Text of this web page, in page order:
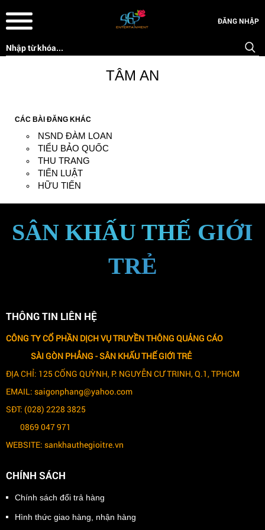
ĐĂNG NHẬP
TÂM AN
CÁC BÀI ĐĂNG KHÁC
NSND ĐÀM LOAN
TIỂU BẢO QUỐC
THU TRANG
TIẾN LUẬT
HỮU TIẾN
SÂN KHẤU THẾ GIỚI
TRẺ
THÔNG TIN LIÊN HỆ
CÔNG TY CỔ PHẦN DỊCH VỤ TRUYỀN THÔNG QUẢNG CÁO
SÀI GÒN PHẲNG -SÂN KHẤU THẾ GIỚI TRẺ
ĐỊA CHỈ: 125 CỐNG QUỲNH, P. NGUYỄN CƯ TRINH, Q.1, TPHCM
EMAIL: saigonphang@yahoo.com
SĐT: (028) 2228 3825
0869 047 971
WEBSITE: sankhauthegioitre.vn
CHÍNH SÁCH
Chính sách đổi trả hàng
Hình thức giao hàng, nhận hàng